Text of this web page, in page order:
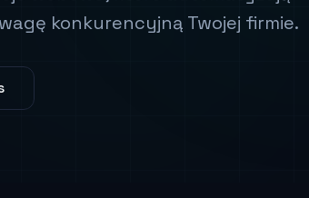
konkurencyjną Twojej firmie.